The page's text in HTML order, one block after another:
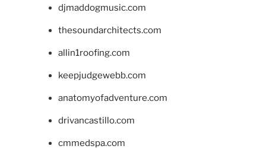
djmaddogmusic.com
thesoundarchitects.com
allin1roofing.com
keepjudgewebb.com
anatomyofadventure.com
drivancastillo.com
cmmedspa.com